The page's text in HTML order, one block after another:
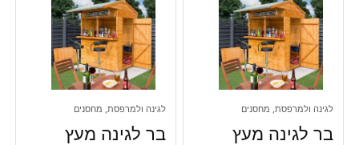
לגינה ולמרפסת, מחסנים
בר לגינה מעץ
לגינה ולמרפסת, מחסנים
בר לגינה מעץ